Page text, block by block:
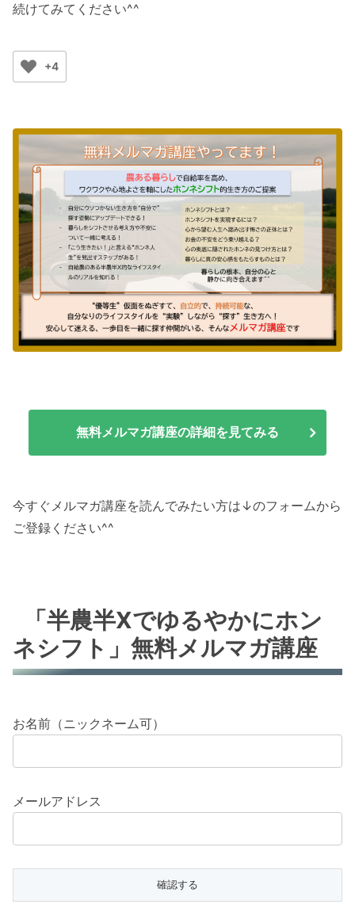
続けてみてください^^
+4
無料メルマガ講座の詳細を見てみる
今すぐメルマガ講座を読んでみたい方は↓のフォームから
ご登録ください^^
「半農半Xでゆるやかにホン
ネシフト」無料メルマガ講座
お名前（ニックネーム可）
メールアドレス